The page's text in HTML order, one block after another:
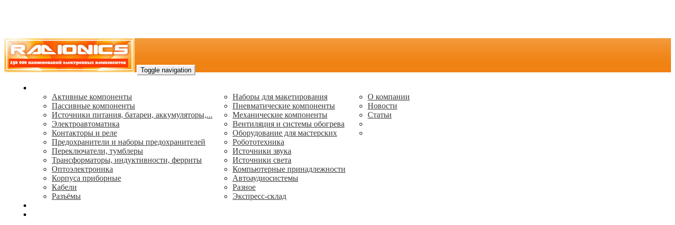
Toggle navigation
Активные компоненты
Пассивные компоненты
Источники питания, батареи, аккумуляторы,...
Электроавтоматика
Контакторы и реле
Предохранители и наборы предохранителей
Переключатели, тумблеры
Трансформаторы, индуктивности, ферриты
Oптоэлектроника
Корпуса приборные
Кабели
Разъёмы
Наборы для макетирования
Пневматические компоненты
Механические компоненты
Вентиляция и системы обогрева
Оборудование для мастерских
Робототехника
Источники звука
Источники света
Компьютерные принадлежности
Автоаудиосистемы
Разное
Экспресс-склад
О компании
Новости
Статьи